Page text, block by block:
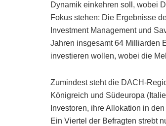
Dynamik einkehren soll, wobei
Fokus stehen: Die Ergebnisse
Investment Management und
Jahren insgesamt 64 Milliarden
investieren wollen, wobei die
Zumindest steht die DACH-
Königreich und Südeuropa
Investoren, ihre Allokation in
Ein Viertel der Befragten strebt